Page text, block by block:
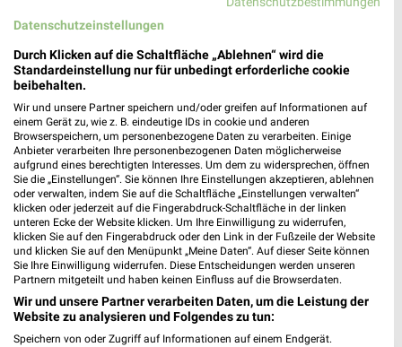
Jetzt alle "Urlaub & Reisen" Themen entdecken!
Datenschutzeinstellungen
Durch Klicken auf die Schaltfläche „Ablehnen“ wird die
Standardeinstellung nur für unbedingt erforderliche cookie
beibehalten.
Wir und unsere Partner speichern und/oder greifen auf Informationen auf
einem Gerät zu, wie z. B. eindeutige IDs in cookie und anderen
Browserspeichern, um personenbezogene Daten zu verarbeiten. Einige
Anbieter verarbeiten Ihre personenbezogenen Daten möglicherweise
aufgrund eines berechtigten Interesses. Um dem zu widersprechen, öffnen
Sie die „Einstellungen“. Sie können Ihre Einstellungen akzeptieren, ablehnen
oder verwalten, indem Sie auf die Schaltfläche „Einstellungen verwalten“
klicken oder jederzeit auf die Fingerabdruck-Schaltfläche in der linken
unteren Ecke der Website klicken. Um Ihre Einwilligung zu widerrufen,
klicken Sie auf den Fingerabdruck oder den Link in der Fußzeile der Website
und klicken Sie auf den Menüpunkt „Meine Daten“. Auf dieser Seite können
Sie Ihre Einwilligung widerrufen. Diese Entscheidungen werden unseren
Partnern mitgeteilt und haben keinen Einfluss auf die Browserdaten.
Wir und unsere Partner verarbeiten Daten, um die Leistung der
Website zu analysieren und Folgendes zu tun:
Speichern von oder Zugriff auf Informationen auf einem Endgerät.